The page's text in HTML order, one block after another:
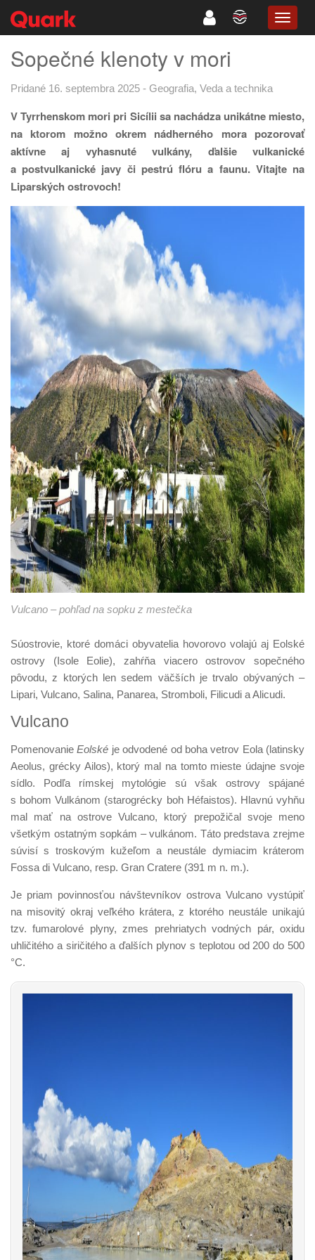
Sopečné klenoty v mori
Pridané 16. septembra 2025 - Geografia, Veda a technika
V Tyrrhenskom mori pri Sicílii sa nachádza unikátne miesto,
na ktorom možno okrem nádherného mora pozorovať
aktívne aj vyhasnuté vulkány, ďalšie vulkanické
a postvulkanické javy či pestrú flóru a faunu. Vitajte na
Liparských ostrovoch!
Vulcano – pohľad na sopku z mestečka
Súostrovie, ktoré domáci obyvatelia hovorovo volajú aj Eolské
ostrovy (Isole Eolie), zahŕňa viacero ostrovov sopečného
pôvodu, z ktorých len sedem väčších je trvalo obývaných –
Lipari, Vulcano, Salina, Panarea, Stromboli, Filicudi a Alicudi.
Vulcano
PomenovanieEolské je odvodené od boha vetrov Eola (latinsky
Aeolus, grécky Ailos), ktorý mal na tomto mieste údajne svoje
sídlo. Podľa rímskej mytológie sú však ostrovy spájané
s bohom Vulkánom (starogrécky boh Héfaistos). Hlavnú vyhňu
mal mať na ostrove Vulcano, ktorý prepožičal svoje meno
všetkým ostatným sopkám – vulkánom. Táto predstava zrejme
súvisí s troskovým kužeľom a neustále dymiacim kráterom
Fossa di Vulcano, resp. Gran Cratere (391 m n. m.).
Je priam povinnosťou návštevníkov ostrova Vulcano vystúpiť
na misovitý okraj veľkého krátera, z ktorého neustále unikajú
tzv. fumarolové plyny, zmes prehriatych vodných pár, oxidu
uhličitého a siričitého a ďalších plynov s teplotou od 200 do 500
°C.